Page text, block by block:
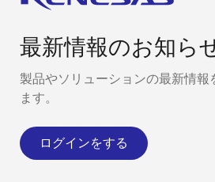
最新情報のお知ら
製品やソリューションの最新情報
ます。
ログインをする